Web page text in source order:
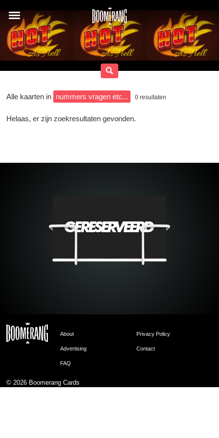
Alle kaarten in nummers vragen etc... 0 resultaten
Helaas, er zijn zoekresultaten gevonden.
About Privacy Policy
Advertising Contact
FAQ
© 2026 Boomerang Cards